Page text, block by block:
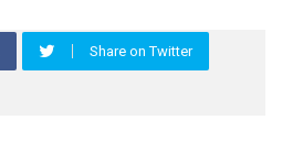
Share on Twitter